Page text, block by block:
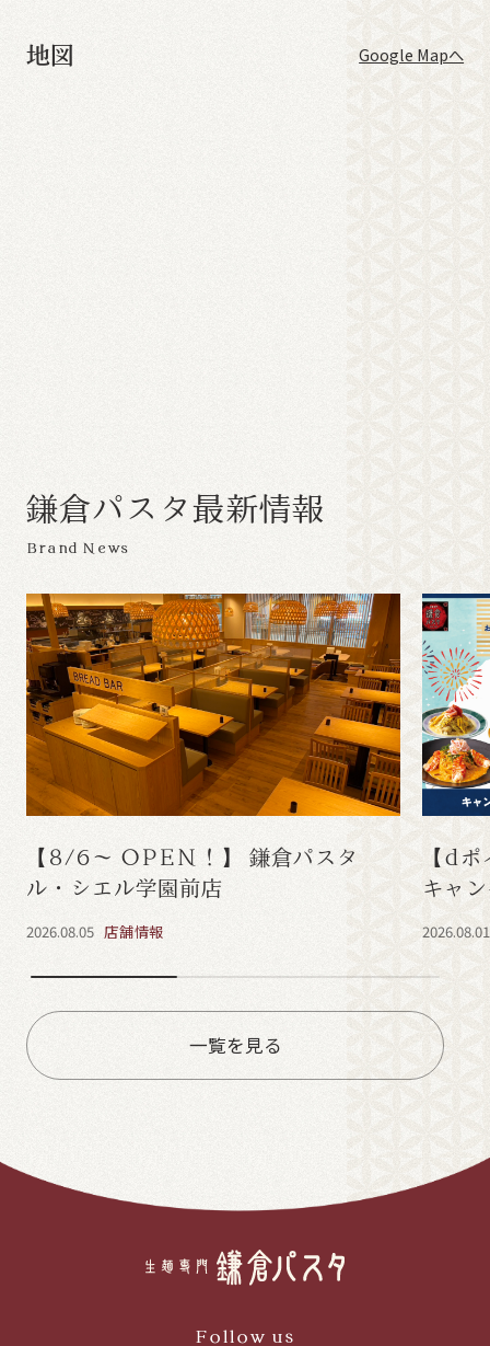
地図 Google Mapへ
鎌倉パ ス タ最新情報
Brand News
【8/6～ OPEN！】 鎌倉パスタ
ル・シエル学園前店
2026.08.05 店舗情報
【d
キャ
2026.08.01
一覧を見る
Follow us